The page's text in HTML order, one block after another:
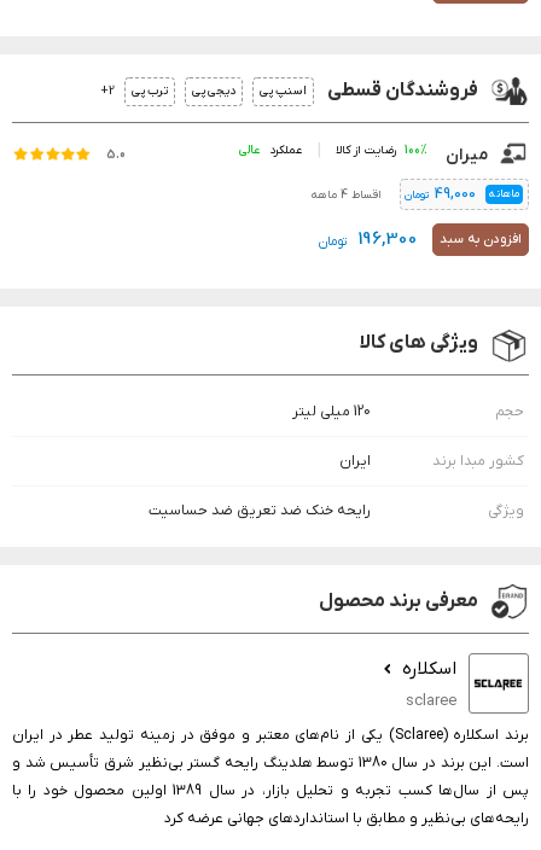
فروشندگان قسطی اسنپ پی دیجی پی ترب پی 2+
میران 5.0 100% رضایت از کالا عملکرد
افزودن به سبد تومان 196,300
ماهانه 49,000 تومان اقساط 4 ماهه
ویژگی های کالا
حجم 120 میلی لیتر
کشور مبدا برند ایران
ویژگی رایحه خنک ضد تعریق ضد حساسیت
معرفی برند محصول
اسکلاره
sclaree
برند اسکلاره (Sclaree) یکی از نام‌های معتبر و موفق در زمینه تولید عطر در ایران
است. این برند در سال 1380 توسط هلدینگ رایحه گستر بی‌نظیر شرق تأسیس شد و
پس از سال‌ها کسب تجربه و تحلیل بازار، در سال 1389 اولین محصول خود را با
رایحه‌های بی‌نظیر و مطابق با استانداردهای جهانی عرضه کرد